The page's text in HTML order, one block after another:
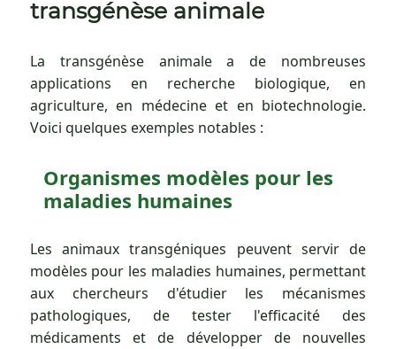
transgénèse animale
La transgénèse animale a de nombreuses
applications en recherche biologique, en
agriculture, en médecine et en biotechnologie.
Voici quelques exemples notables :
Organismes modèles pour les
maladies humaines
Les animaux transgéniques peuvent servir de
modèles pour les maladies humaines, permettant
aux chercheurs d'étudier les mécanismes
pathologiques, de tester l'efficacité des
médicaments et de développer de nouvelles